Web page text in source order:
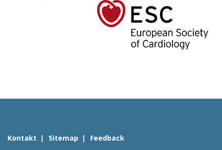
Kontakt Sitemap
Feedback